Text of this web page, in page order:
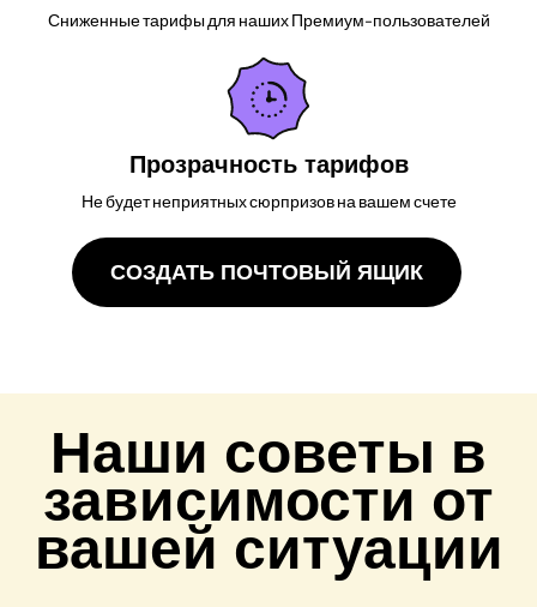
Сниженные тарифы для наших Премиум-пользователей
Прозрачность тарифов
Не будет неприятных сюрпризов на вашем счете
СОЗДАТЬ ПОЧТОВЫЙ ЯЩИК
Наши советы в
зависимости от
вашей ситуации